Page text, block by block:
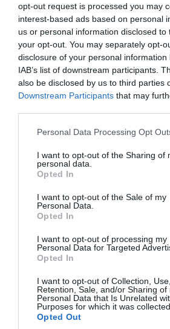
opt-out request is processed you may
interest-based ads based on personal
us or personal information disclosed
your opt-out. You may separately opt-
disclosure of your personal
IAB’s list of downstream participants.
also be disclosed by us to third parties
Downstream Participants that may
Please note that this website/app uses
not limited to your visit or usage
grant or deny consent to Google and
use your data for below specified
consent section.
Personal Data Processing Opt
I want to opt-out of the Sharing of
personal data.
Opted In
I want to opt-out of the Sale of my
Personal Data.
Opted In
I want to opt-out of processing my
Personal Data for Targeted
Opted In
I want to opt-out of Collection, Use,
Retention, Sale, and/or Sharing of
Personal Data that Is Unrelated
Purposes for which it was collected.
Opted Out
08.08.2026 | 09:02
«Η απόλυτη τραγωδία»: Η
07.08.2026 | 20:02